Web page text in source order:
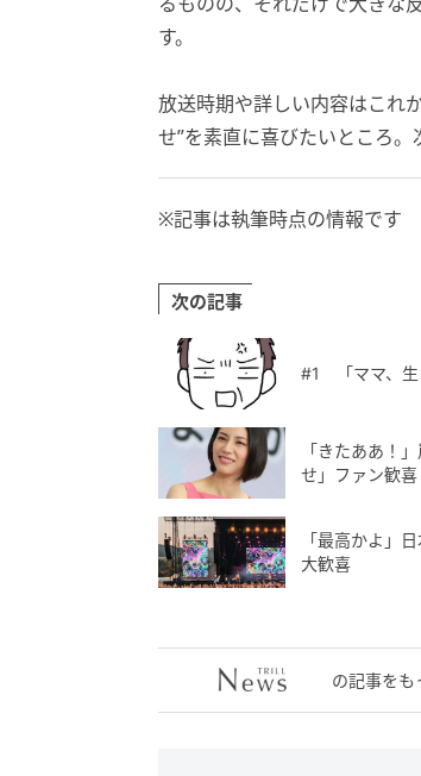
す。
放送時期や詳しい内容はこれ
せ”を素直に喜びたいところ。
※記事は執筆時点の情報です
次の記事
#1 「ママ、生
「きたああ！
せ」ファン歓喜
「最高かよ」
大歓喜
の記事をも